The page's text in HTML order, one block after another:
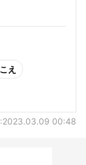
え
:2023.03.09 00:48